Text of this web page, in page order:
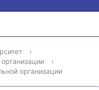
›
›
организации